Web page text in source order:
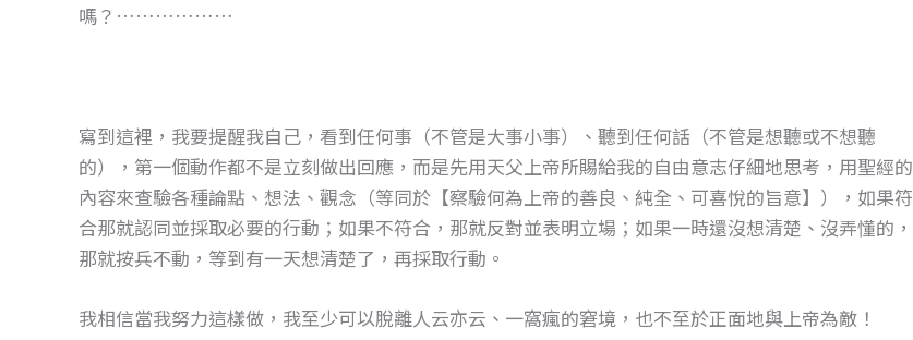
嗎？………………
寫到這裡，我要提醒我自己，看到任何事（不管是大事小事）、聽到任何話（不管是想聽或不想聽
的），第一個動作都不是立刻做出回應，而是先用天父上帝所賜給我的自由意志仔細地思考，用聖經的
內容來查驗各種論點、想法、觀念（等同於【察驗何為上帝的善良、純全、可喜悅的旨意】），如果符
合那就認同並採取必要的行動；如果不符合，那就反對並表明立場；如果一時還沒想清楚、沒弄懂的，
那就按兵不動，等到有一天想清楚了，再採取行動。
我相信當我努力這樣做，我至少可以脫離人云亦云、一窩瘋的窘境，也不至於正面地與上帝為敵！